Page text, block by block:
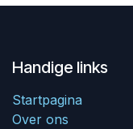
Handige links
Startpagina
Over ons